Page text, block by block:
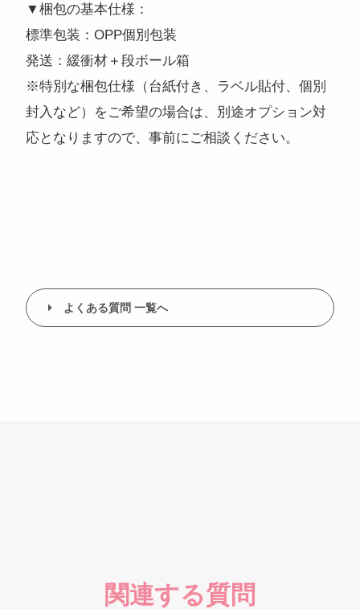
注目のキーワード
コンサートグッズペンライトフォンタブアクリルグッズ
アクキー キーホルダーアクリルスタンドアクリルパネル
スマホスタンド回転アクスタ着せ替えアクスタ
▼梱包の基本仕様：
標準包装：OPP個別包装
発送：緩衝材＋段ボール箱
※特別な梱包仕様（台紙付き、ラベル貼付、個別
封入など）をご希望の場合は、別途オプション対
応となりますので、事前にご相談ください。
よくある質問 一覧へ
関連する質問